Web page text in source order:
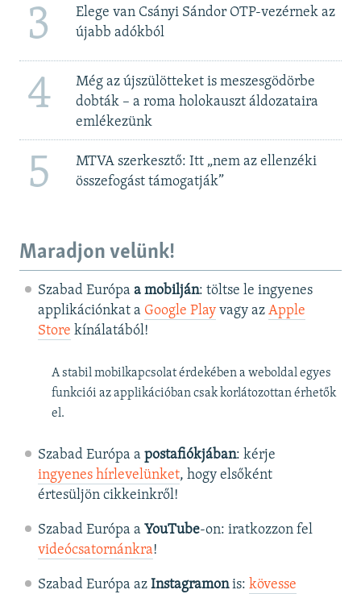
3
Elege van Csányi Sándor OTP-vezérnek az
újabb adókból
4
Még az újszülötteket is meszesgödörbe
dobták – a roma holokauszt áldozataira
emlékezünk
5
MTVA szerkesztő: Itt „nem az ellenzéki
összefogást támogatják”
Maradjon velünk!
Szabad Európa a mobilján: töltse le ingyenes
applikációnkat a Google Playvagy az Apple
Store kínálatából!
A stabil mobilkapcsolat érdekében a weboldal egyes
funkciói az applikációban csak korlátozottan érhetők
el.
Szabad Európa a postafiókjában: kérje
ingyenes hírlevelünket, hogy elsőként
értesüljön cikkeinkről!
Szabad Európa a YouTube-on: iratkozzon fel
videócsatornánkra!
Szabad Európa az Instagramonis: kövesse